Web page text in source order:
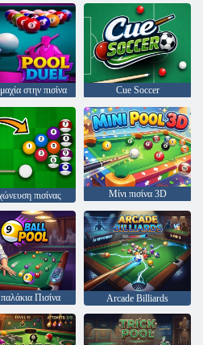
στην πισίνα Cue Soccer
πισίνας Μίνι πισίνα 3D
Πισίνα Arcade Billiards